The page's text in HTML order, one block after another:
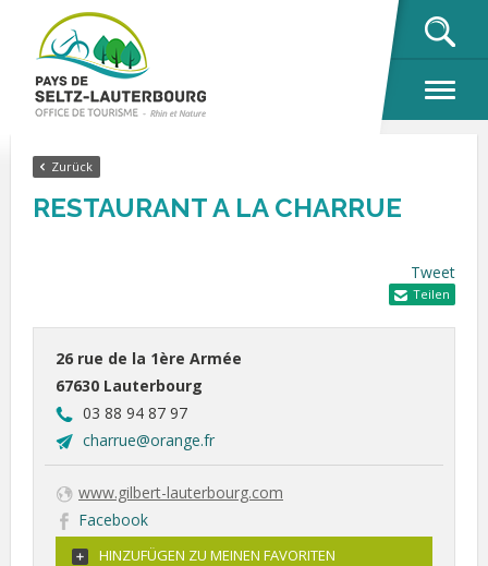
Zurück
RESTAURANT A LA CHARRUE
Tweet
Teilen
26 rue de la 1ère Armée
67630 Lauterbourg
03 88 94 87 97
charrue@orange.fr
www.gilbert-lauterbourg.com
Facebook
HINZUFÜGEN ZU MEINEN FAVORITEN